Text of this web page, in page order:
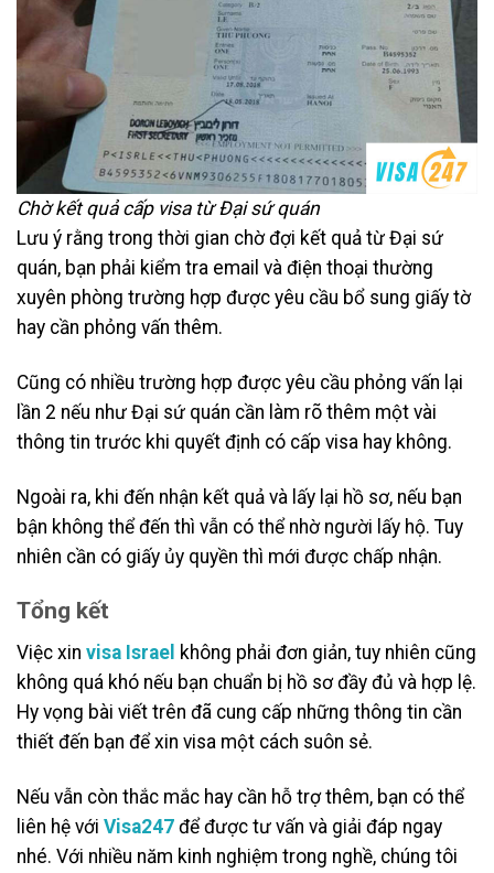
Chờ kết quả cấp visa từ Đại sứ quán
Lưu ý rằng trong thời gian chờ đợi kết quả từ Đại sứ
quán, bạn phải kiểm tra email và điện thoại thường
xuyên phòng trường hợp được yêu cầu bổ sung giấy tờ
hay cần phỏng vấn thêm.
Cũng có nhiều trường hợp được yêu cầu phỏng vấn lại
lần 2 nếu như Đại sứ quán cần làm rõ thêm một vài
thông tin trước khi quyết định có cấp visa hay không.
Ngoài ra, khi đến nhận kết quả và lấy lại hồ sơ, nếu bạn
bận không thể đến thì vẫn có thể nhờ người lấy hộ. Tuy
nhiên cần có giấy ủy quyền thì mới được chấp nhận.
Tổng kết
Việc xin visa Israel không phải đơn giản, tuy nhiên cũng
không quá khó nếu bạn chuẩn bị hồ sơ đầy đủ và hợp lệ.
Hy vọng bài viết trên đã cung cấp những thông tin cần
thiết đến bạn để xin visa một cách suôn sẻ.
Nếu vẫn còn thắc mắc hay cần hỗ trợ thêm, bạn có thể
liên hệ với Visa247 để được tư vấn và giải đáp ngay
nhé. Với nhiều năm kinh nghiệm trong nghề, chúng tôi